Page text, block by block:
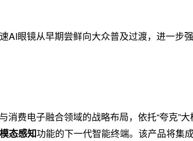
AI眼镜从早期尝鲜向大众普及过渡，进一步
费电子融合领域的战略布局，依托“夸克”
态感知功能的下一代智能终端。该产品将集